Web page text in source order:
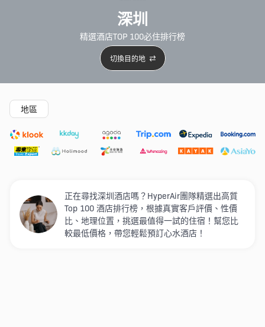
深圳
精選酒店TOP 100必住排行榜
切換目的地
精選酒店
地區
正在尋找深圳酒店嗎？HyperAir團隊精選出高質
Top 100 酒店排行榜，根據真實客戶評價、性價
比、地理位置，挑選最值得一試的住宿！幫您比
較最低價格，帶您輕鬆預訂心水酒店！